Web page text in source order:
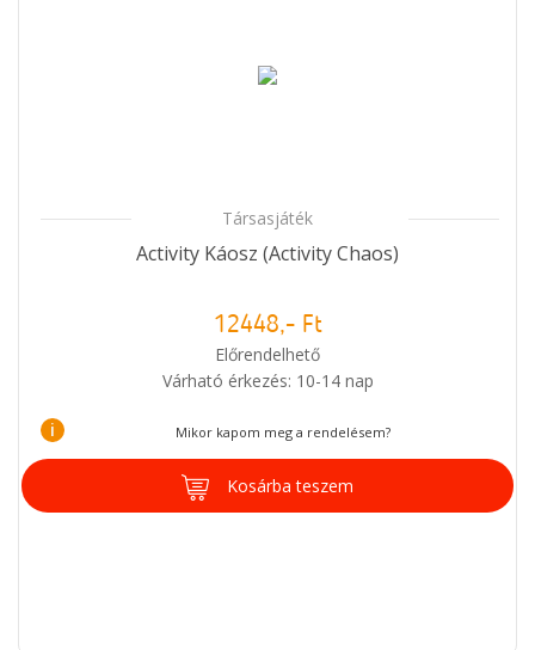
Társasjáték
Activity Káosz (Activity Chaos)
12448,- Ft
Előrendelhető
Várható érkezés: 10-14 nap
i Mikor kapom meg a rendelésem?
Kosárba teszem